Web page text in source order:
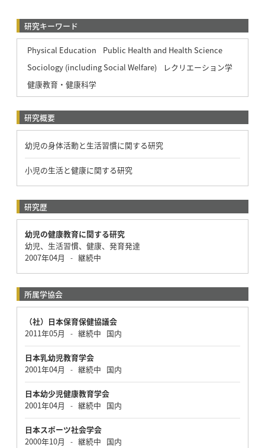
研究キーワード
Physical Education
Public Health and Health Science
Sociology (including Social Welfare)
レクリエーション学
健康教育・健康科学
研究概要
幼児の身体活動と生活習慣に関する研究
小児の生活と健康に関する研究
研究歴
幼児の健康教育に関する研究
幼児、生活習慣、健康、発育発達
2007年04月
- 継続中
所属学協会
（社）日本保育保健協議会
2011年05月
- 継続中 国内
日本乳幼児教育学会
2001年04月
- 継続中 国内
日本幼少児健康教育学会
2001年04月
- 継続中 国内
日本スポーツ社会学会
2000年10月
- 継続中 国内